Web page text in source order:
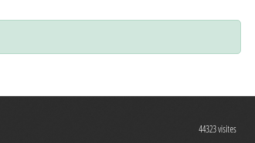
44323visites